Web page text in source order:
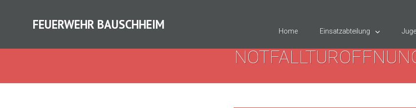
FEUERWEHR BAUSCHHEIM Home Einsatzabteilung